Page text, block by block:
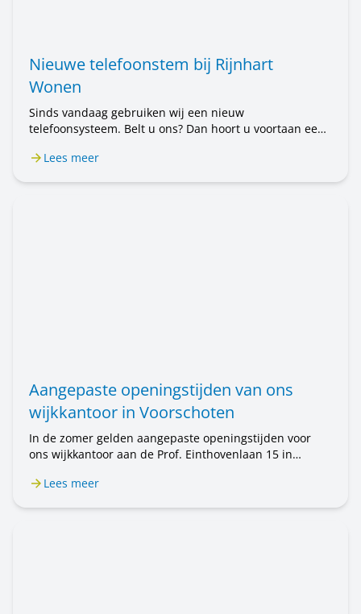
Nieuwe telefoonstem bij Rijnhart
Wonen
Sinds vandaag gebruiken wij een nieuw
telefoonsysteem. Belt u ons? Dan hoort u voortaan een
nog steeds met Rijnhart Wonen. Alleen de stem is
Lees meer
Aangepaste openingstijden van ons
wijkkantoor in Voorschoten
In de zomer gelden aangepaste openingstijden voor
ons wijkkantoor aan de Prof. Einthovenlaan 15 in
wijkkantoor alleen op afspraak geopend. Wilt u een
Lees meer